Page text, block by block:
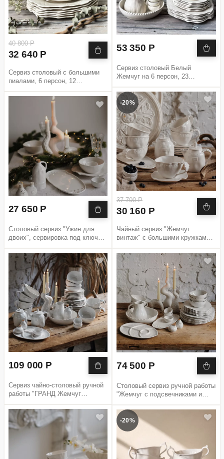
40 800 Р
32 640 Р
Сервиз столовый с большими
пиалами, 6 персон, 12
27 650 Р
Столовый сервиз "Ужин для
двоих", сервировка под ключ
109 000 Р
Сервиз чайно-столовый ручной
работы "ГРАНД Жемчуг
сподсвечниками и
аксессуарами для сервировки
53 350 Р
Сервиз столовый Белый
Жемчуг на 6 персон, 23
-20%
37 700 Р
30 160 Р
Чайный сервиз "Жемчуг
винтаж" с большими кружками
74 500 Р
Столовый сервиз ручной работы
"Жемчуг с подсвечниками и
-20%